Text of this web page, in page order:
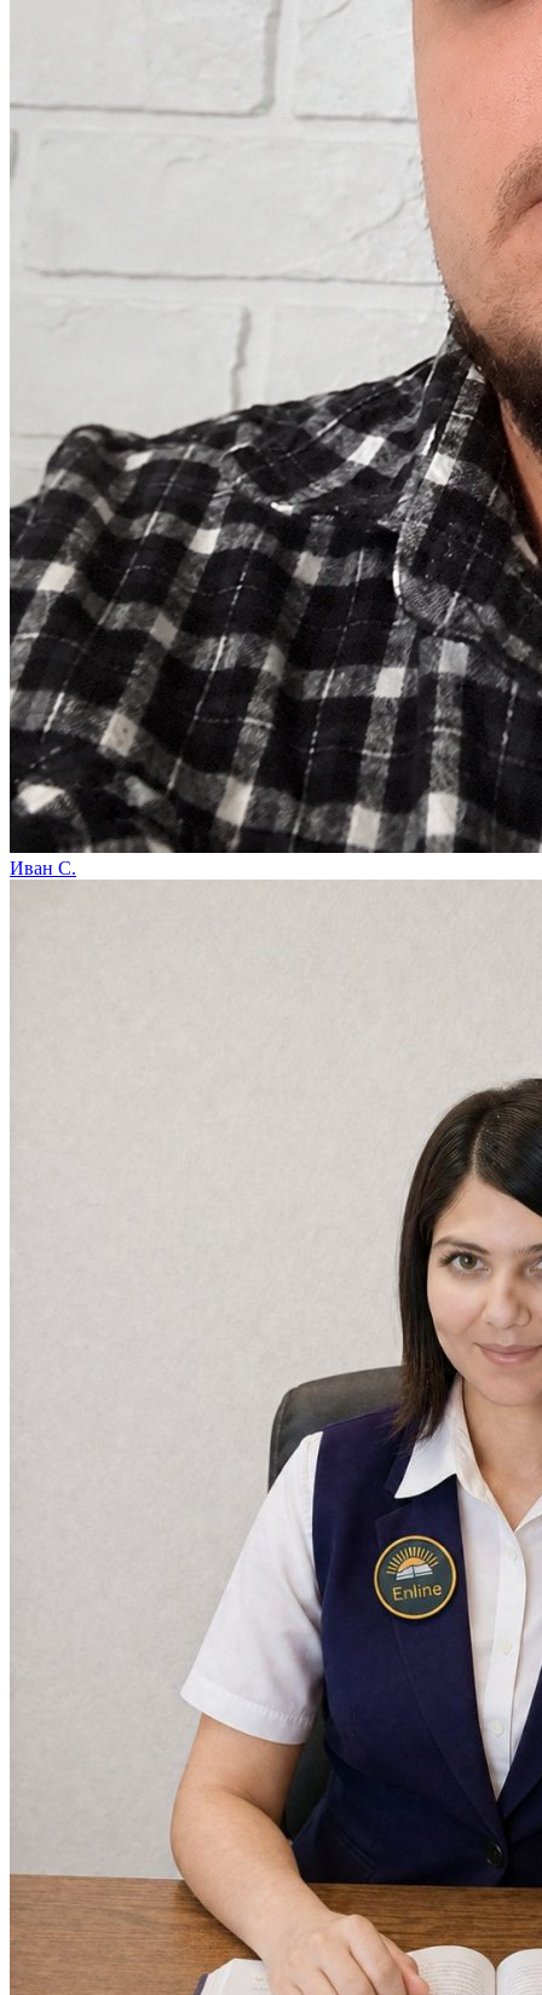
Иван С.